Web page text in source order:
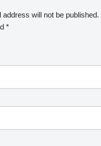
address will not be published.
*